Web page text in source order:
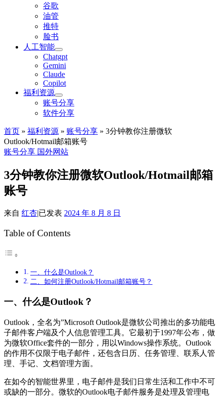
谷歌
油管
推特
脸书
人工智能
Chatgpt
‎Gemini
Claude
Copilot
福利资源
账号分享
软件分享
首页 » 福利资源 » 账号分享 » 3分钟教你注册微软
Outlook/Hotmail邮箱账号
账号分享 国外网站
3分钟教你注册微软Outlook/Hotmail邮箱
账号
来自 红杏|已发表 2024 年 8 月 8 日
Table of Contents
一、什么是Outlook？
二、如何注册Outlook/Hotmail邮箱账号？
一、什么是Outlook？
Outlook，全名为”Microsoft Outlook是微软公司推出的多功能电
子邮件客户端及个人信息管理工具。它最初于1997年公布，做
为微软Office套件的一部分，用以Windows操作系统。Outlook
的作用不仅限于电子邮件，还包含日历、任务管理、联系人管
理、手记、文档管理方面。
在如今的智能世界里，电子邮件是我们日常生活和工作中不可
或缺的一部分。微软的Outlook电子邮件服务是处理及管理电